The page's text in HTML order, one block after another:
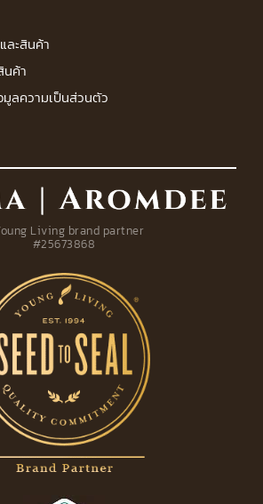
ละสินค้า
นค้า
ลความเป็นส่วนตัว
Living brand partner
#25673868